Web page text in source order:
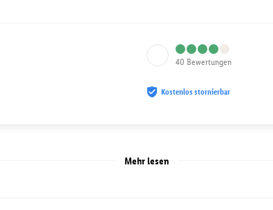
40 Bewertungen
Kostenlos stornierbar
Mehr lesen